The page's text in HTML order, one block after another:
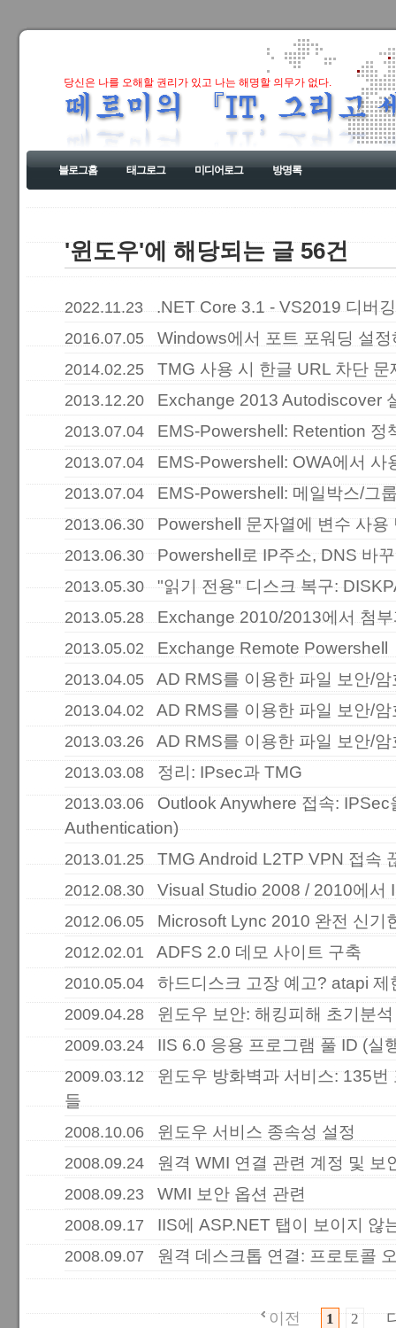
당신은 나를 오해할 권리가 있고 나는 해명할 의무가 없다.
블로그홈 태그로그 미디어로그 방명록
'윈도우'에 해당되는 글 56건
2022.11.23 .NET Core 3.1 - VS2019 디버
2016.07.05 Windows에서 포트 포워딩 설정
2014.02.25 TMG 사용 시 한글 URL 차단 문
2013.12.20 Exchange 2013 Autodiscover
2013.07.04 EMS-Powershell: Retention 정
2013.07.04 EMS-Powershell: OWA에서 사
2013.07.04 EMS-Powershell: 메일박스/그
2013.06.30 Powershell 문자열에 변수 사용
2013.06.30 Powershell로 IP주소, DNS 바
2013.05.30 "읽기 전용" 디스크 복구:
2013.05.28 Exchange 2010/2013에서 첨
2013.05.02 Exchange Remote Powershell
2013.04.05 AD RMS를 이용한 파일 보안/암
2013.04.02 AD RMS를 이용한 파일 보안/암
2013.03.26 AD RMS를 이용한 파일 보안/암
2013.03.08 정리: IPsec과 TMG
2013.03.06
Outlook Anywhere 접속:
Authentication)
2013.01.25 TMG Android L2TP VPN 접속
2012.08.30 Visual Studio 2008 / 2010에서
2012.06.05 Microsoft Lync 2010 완전 신기
2012.02.01 ADFS 2.0 데모 사이트 구축
2010.05.04 하드디스크 고장 예고? atapi
2009.04.28 윈도우 보안: 해킹피해 초기분석
2009.03.24 IIS 6.0 응용 프로그램 풀 ID (실
2009.03.12
윈도우 방화벽과 서비스: 135
들
2008.10.06 윈도우 서비스 종속성 설정
2008.09.24 원격 WMI 연결 관련 계정 및 보
2008.09.23 WMI 보안 옵션 관련
2008.09.17 IIS에 ASP.NET 탭이 보이지 않
2008.09.07 원격 데스크톱 연결: 프로토콜
이전 1 2